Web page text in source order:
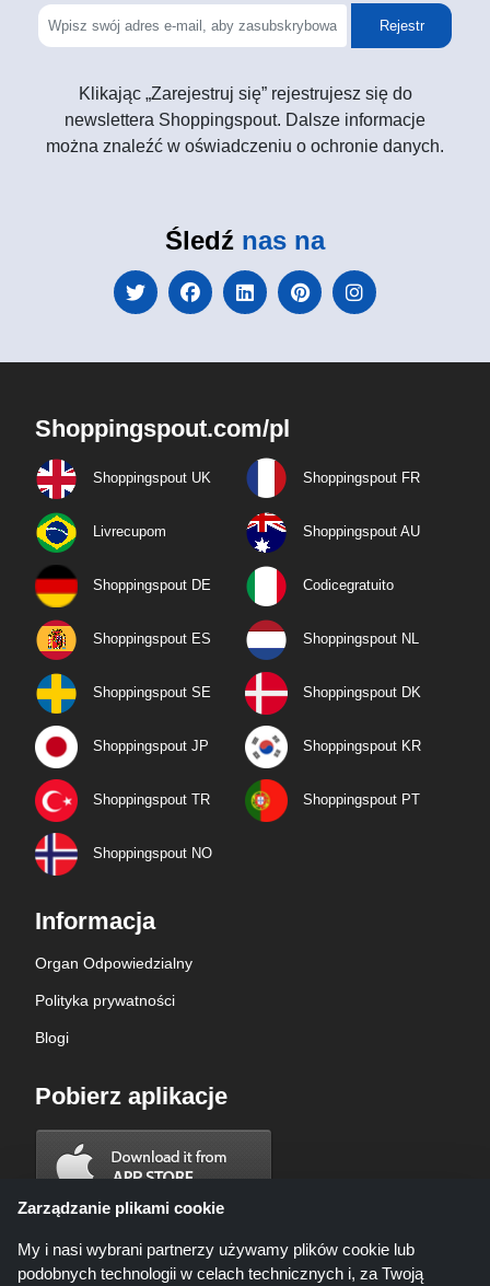
Rejestr
Klikając „Zarejestruj się” rejestrujesz się do
newslettera Shoppingspout. Dalsze informacje
można znaleźć w oświadczeniu o ochronie danych.
Śledź nas na
Shoppingspout.com/pl
Shoppingspout UK Shoppingspout FR
Livrecupom Shoppingspout AU
Shoppingspout DE Codicegratuito
Shoppingspout ES Shoppingspout NL
Shoppingspout SE Shoppingspout DK
Shoppingspout JP Shoppingspout KR
Shoppingspout TR Shoppingspout PT
Shoppingspout NO
Informacja
Organ Odpowiedzialny
Polityka prywatności
Blogi
Pobierz aplikacje
Zarządzanie plikami cookie
My i nasi wybrani partnerzy używamy plików cookie lub
podobnych technologii w celach technicznych i, za Twoją